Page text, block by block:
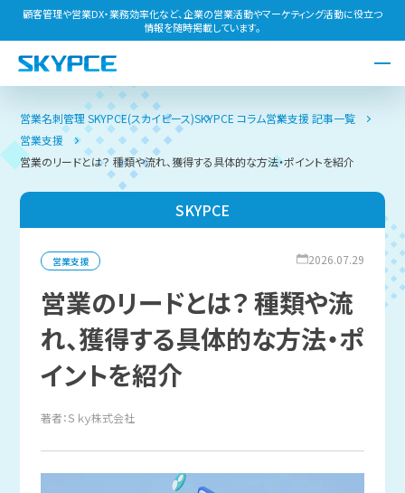
顧客管理や営業DX・業務効率化など、企業の営業活動やマーケティング活動に役立つ
情報を随時掲載しています。
営業名刺管理 SKYPCE(スカイピース)SKYPCE コラム営業支援 記事一覧
営業支援
営業のリードとは？ 種類や流れ、獲得する具体的な方法・ポイントを紹介
SKYPCE
営業支援 2026.07.29
営業のリードとは？ 種類や流
れ、獲得する具体的な方法・ポ
イントを紹介
著者：Ｓｋｙ株式会社